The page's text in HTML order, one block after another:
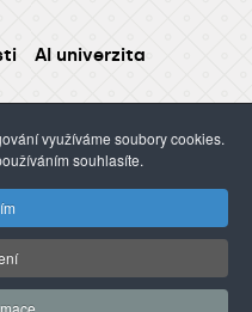
AI univerzita
ISSN 1211-1724)
je zakázáno bez
/webdesign Agionet
využíváme soubory cookies.
souhlasíte.